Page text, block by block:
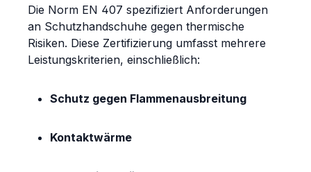
Die Norm EN 407 spezifiziert Anforderungen
an Schutzhandschuhe gegen thermische
Risiken. Diese Zertifizierung umfasst mehrere
Leistungskriterien, einschließlich:
Schutz gegen Flammenausbreitung
Kontaktwärme